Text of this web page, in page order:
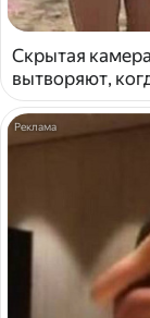
Скрытая
вытворяют,